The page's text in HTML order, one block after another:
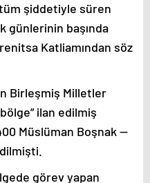
tüm şiddetiyle süren
günlerinin başında
Katliamından söz
Birleşmiş Milletler
ilan edilmiş
Müslüman Boşnak —
görev yapan